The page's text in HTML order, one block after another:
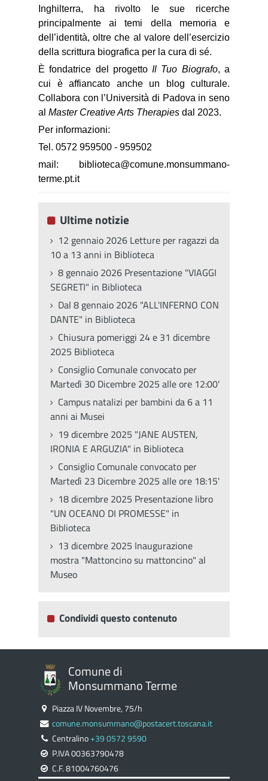
Inghilterra, ha rivolto le sue ricerche
principalmente ai temi della memoria e
dell’identità, oltre che al valore dell’esercizio
della scrittura biografica per la cura di sé.
È fondatrice del progettoIl Tuo Biografo, a
cui è affiancato anche un blog culturale.
Collabora con l’Università di Padova in seno
al Master Creative Arts Therapies dal 2023.
Per informazioni:
Tel. 0572 959500 - 959502
mail: biblioteca@comune.monsummano-
terme.pt.it
Ultime notizie
12 gennaio 2026 Letture per ragazzi da
10 a 13 anni in Biblioteca
8 gennaio 2026 Presentazione "VIAGGI
SEGRETI" in Biblioteca
Dal 8 gennaio 2026 "ALL'INFERNO CON
DANTE" in Biblioteca
Chiusura pomeriggi 24 e 31 dicembre
2025 Biblioteca
Consiglio Comunale convocato per
Martedì 30 Dicembre 2025 alle ore 12:00'
Campus natalizi per bambini da 6 a 11
anni ai Musei
19 dicembre 2025 "JANE AUSTEN,
IRONIA E ARGUZIA" in Biblioteca
Consiglio Comunale convocato per
Martedì 23 Dicembre 2025 alle ore 18:15'
18 dicembre 2025 Presentazione libro
"UN OCEANO DI PROMESSE" in
Biblioteca
13 dicembre 2025 Inaugurazione
mostra "Mattoncino su mattoncino" al
Museo
Condividi questo contenuto
Comune di
Monsummano Terme
Piazza IV Novembre, 75/h
comune.monsummano@postacert.toscana.it
Centralino+39 0572 9590
P.IVA 00363790478
C.F. 81004760476